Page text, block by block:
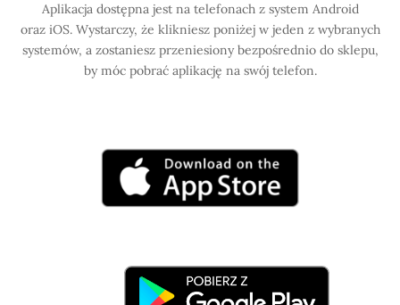
Aplikacja dostępna jest na telefonach z system Android
oraz iOS. Wystarczy, że klikniesz poniżej w jeden z wybranych
systemów, a zostaniesz przeniesiony bezpośrednio do sklepu,
by móc pobrać aplikację na swój telefon.